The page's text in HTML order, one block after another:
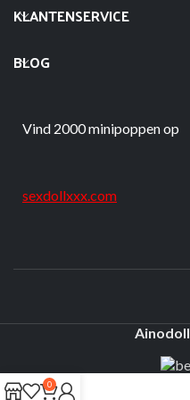
KLANTENSERVICE
BLOG
Vind 2000 minipoppen op
sexdollxxx.com
Ainodoll
0